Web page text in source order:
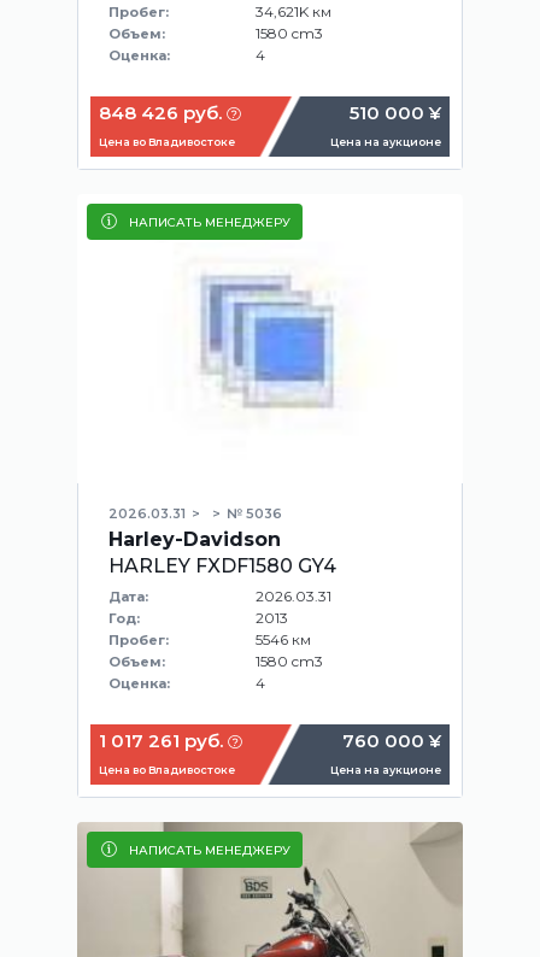
Пробег: 34,621K км
Объем: 1580 cm3
Оценка: 4
848 426 руб.
Цена во Владивостоке
510 000 ¥
Цена на аукционе
НАПИСАТЬ МЕНЕДЖЕРУ
2026.03.31 № 5036
Harley-Davidson
HARLEY FXDF1580 GY4
Дата: 2026.03.31
Год: 2013
Пробег: 5546 км
Объем: 1580 cm3
Оценка: 4
1 017 261 руб.
Цена во Владивостоке
760 000 ¥
Цена на аукционе
НАПИСАТЬ МЕНЕДЖЕРУ